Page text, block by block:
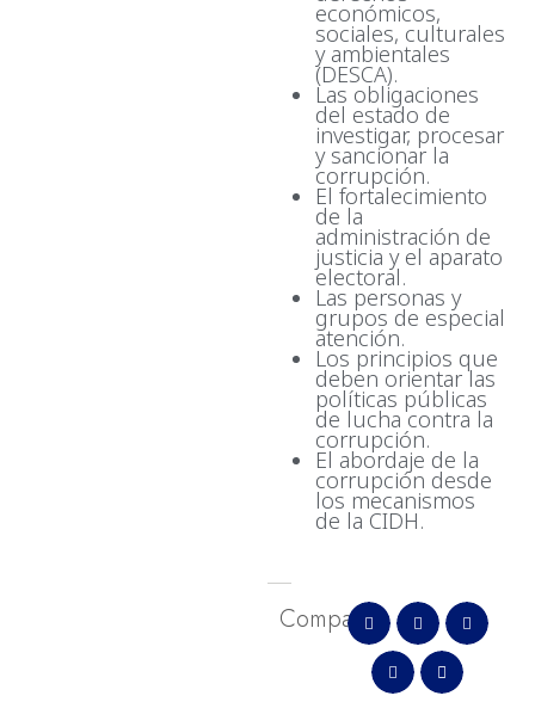
económicos,
sociales, culturales
y ambientales
(DESCA).
Las obligaciones
del estado de
investigar, procesar
y sancionar la
corrupción.
El fortalecimiento
de la
administración de
justicia y el aparato
electoral.
Las personas y
grupos de especial
atención.
Los principios que
deben orientar las
políticas públicas
de lucha contra la
corrupción.
El abordaje de la
corrupción desde
los mecanismos
de la CIDH.
Comparte